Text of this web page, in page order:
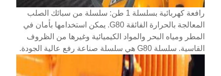
رافعة كهربائية بسلسلة 1 طن: سلسلة من سبائك الصلب
المعالجة بالحرارة الفائقة G80. يمكن استخدامها بأمان في
المطر ومياه البحر والمواد الكيميائية وغيرها من الظروف
القاسية. سلسلة G80 هي سلسلة صناعة رفع عالية الجودة.